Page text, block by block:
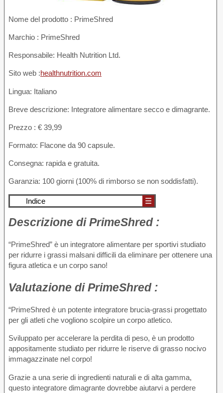
Nome del prodotto : PrimeShred
Marchio : PrimeShred
Responsabile: Health Nutrition Ltd.
Sito web :healthnutrition.com
Lingua: Italiano
Breve descrizione: Integratore alimentare secco e dimagrante.
Prezzo : € 39,99
Formato: Flacone da 90 capsule.
Consegna: rapida e gratuita.
Garanzia: 100 giorni (100% di rimborso se non soddisfatti).
Indice ☰
Descrizione di PrimeShred :
“PrimeShred” è un integratore alimentare per sportivi studiato
per ridurre i grassi malsani difficili da eliminare per ottenere una
figura atletica e un corpo sano!
Valutazione di PrimeShred :
“PrimeShred è un potente integratore brucia-grassi progettato
per gli atleti che vogliono scolpire un corpo atletico.
Sviluppato per accelerare la perdita di peso, è un prodotto
appositamente studiato per ridurre le riserve di grasso nocivo
immagazzinate nel corpo!
Grazie a una serie di ingredienti naturali e di alta gamma,
questo integratore dimagrante dovrebbe aiutarvi a perdere